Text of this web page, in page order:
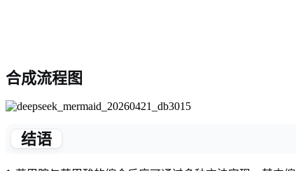
合成流程图
结语